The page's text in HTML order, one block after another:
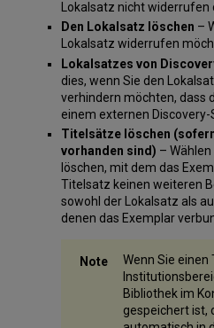
Lokalsatz nicht
Den Lokalsatz löschen –
Lokalsatz widerrufen
Lokalsatzes von
dies, wenn Sie den
verhindern möchten, dass
einem externen
Titelsätze löschen
vorhanden sind) –
löschen, mit dem das
Titelsatz keinen weiteren
sowohl der Lokalsatz als
denen das Exemplar
Wenn Sie
Bibliothek im
gespeichert ist,